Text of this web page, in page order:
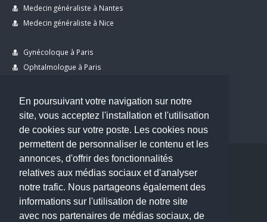
En poursuivant votre navigation sur notre
site, vous acceptez l'installation et l'utilisation
de cookies sur votre poste. Les cookies nous
permettent de personnaliser le contenu et les
annonces, d'offrir des fonctionnalités
relatives aux médias sociaux et d'analyser
notre trafic. Nous partageons également des
informations sur l'utilisation de notre site
avec nos partenaires de médias sociaux, de
Medecin généraliste à Nantes
Medecin généraliste à Nice
Gynécoloque à Paris
Ophtalmologue à Paris
Dentiste à Paris
Copyright © 2026 . All Rights Reserved.
choisirunmedecin@gmail.com
Nous contacter